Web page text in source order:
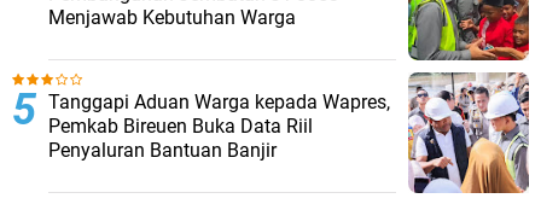
Menjawab Kebutuhan Warga
Tanggapi Aduan Warga kepada Wapres,
Pemkab Bireuen Buka Data Riil
Penyaluran Bantuan Banjir